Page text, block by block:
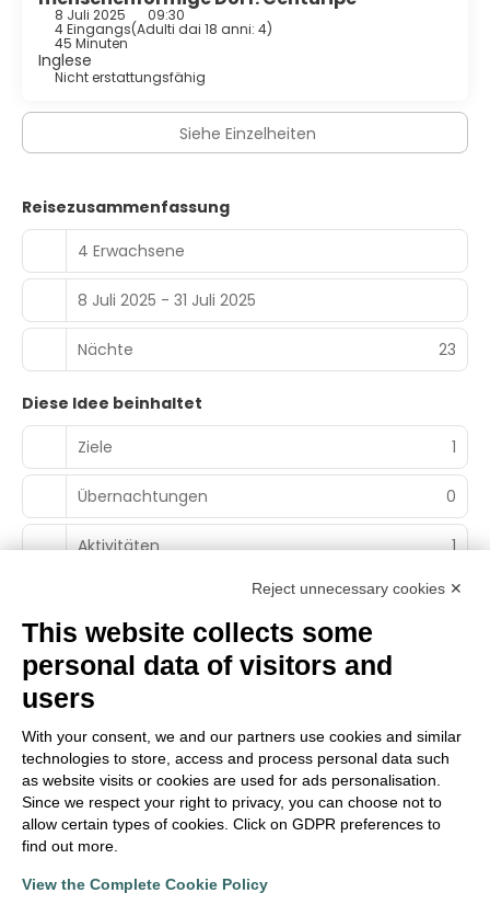
8 Juli 2025 09:30
4 Eingangs(Adulti dai 18 anni: 4)
45 Minuten
Inglese
Nicht erstattungsfähig
Siehe Einzelheiten
Reisezusammenfassung
4 Erwachsene
8 Juli 2025 - 31 Juli 2025
Nächte 23
Diese Idee beinhaltet
Ziele
1
Übernachtungen 0
Aktivitäten 1
Main Partner
Territorialer Partner
Reject unnecessary cookies ✕
This website collects some
personal data of visitors and
users
With your consent, we and our partners use cookies and similar
technologies to store, access and process personal data such
as website visits or cookies are used for ads personalisation.
Since we respect your right to privacy, you can choose not to
allow certain types of cookies. Click on GDPR preferences to
find out more.
View the Complete Cookie Policy